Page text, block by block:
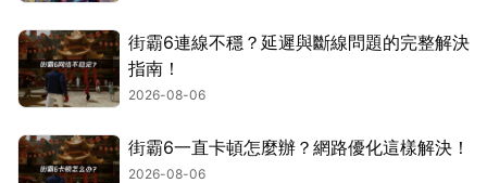
街霸6連線不穩？延遲與斷線問題的完整解決
指南！
2026-08-06
街霸6一直卡頓怎麼辦？網路優化這樣解決！
2026-08-06